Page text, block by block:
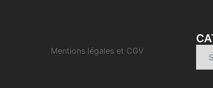
Mentions légales et CGV